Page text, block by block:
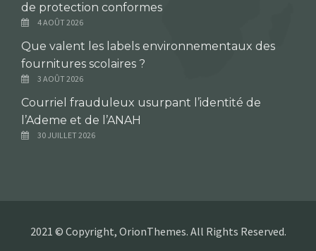
de protection conformes
4 AOÛT 2026
Que valent les labels environnementaux des
fournitures scolaires ?
3 AOÛT 2026
Courriel frauduleux usurpant l’identité de
l’Ademe et de l’ANAH
30 JUILLET 2026
2021 © Copyright, OrionThemes. All Rights Reserved.